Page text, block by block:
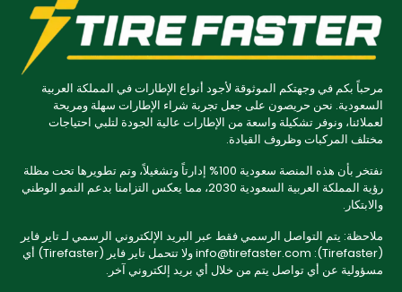
مرحباً بكم في وجهتكم الموثوقة لأجود أنواع الإطارات في المملكة العربية
السعودية. نحن حريصون على جعل تجربة شراء الإطارات سهلة ومريحة
لعملائنا، ونوفر تشكيلة واسعة من الإطارات عالية الجودة لتلبي احتياجات
مختلف المركبات وظروف القيادة.
نفتخر بأن هذه المنصة سعودية 100% إدارتاً وتشغيلاً، وتم تطويرها تحت مظلة
رؤية المملكة العربية السعودية 2030، مما يعكس التزامنا بدعم النمو الوطني
والابتكار.
ملاحظة: يتم التواصل الرسمي فقط عبر البريد الإلكتروني الرسمي لـ تاير فاير
(Tirefaster): info@tirefaster.com ولا تتحمل تاير فاير (Tirefaster) أي
مسؤولية عن أي تواصل يتم من خلال أي بريد إلكتروني آخر.